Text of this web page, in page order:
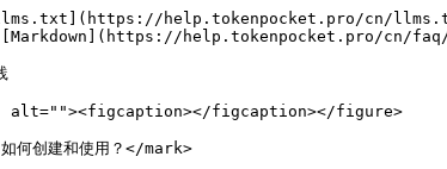
help.tokenpocket.pro/cn/
help.tokenpocket.pro/cn/
alt=""><figcaption></figcaption></figure>
创建和使用？</mark>